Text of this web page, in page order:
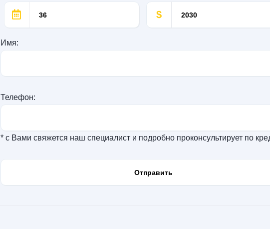
$
Имя:
Телефон:
* с Вами свяжется наш специалист и подробно проконсультирует по